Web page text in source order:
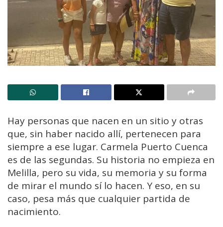
Hay personas que nacen en un sitio y otras
que, sin haber nacido allí, pertenecen para
siempre a ese lugar. Carmela Puerto Cuenca
es de las segundas. Su historia no empieza en
Melilla, pero su vida, su memoria y su forma
de mirar el mundo sí lo hacen. Y eso, en su
caso, pesa más que cualquier partida de
nacimiento.